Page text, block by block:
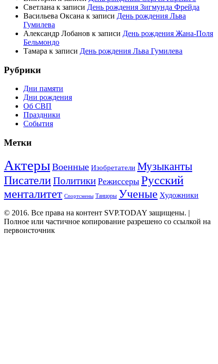
Светлана к записи День рождения Зигмунда Фрейда
Васильева Оксана к записи День рождения Льва
Гумилева
Александр Лобанов к записи День рождения Жана-Поля
Бельмондо
Тамара к записи День рождения Льва Гумилева
Рубрики
Дни памяти
Дни рождения
Об СВП
Праздники
События
Метки
АктерыВоенные Изобретатели Музыканты
ПисателиПолитики Режиссеры Русский
менталитет Спортсмены Танцоры Ученые Художники
© 2016. Все права на контент SVP.TODAY защищены. |
Полное или частичное копирование разрешено со ссылкой на
первоисточник